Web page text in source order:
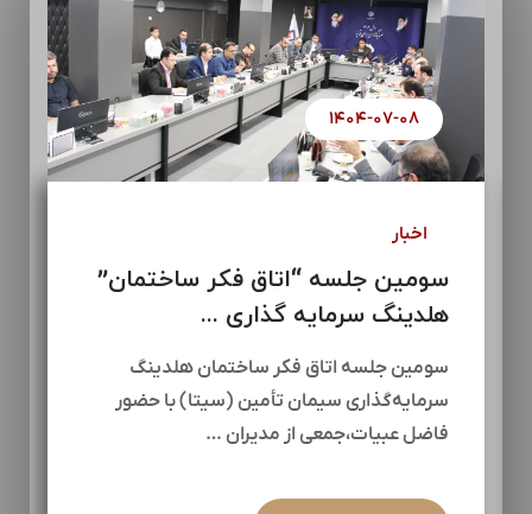
۱۴۰۴-۰۷-۰۸
اخبار
سومین جلسه “اتاق فکر ساختمان”
هلدینگ سرمایه گذاری ...
سومین جلسه اتاق فکر ساختمان هلدینگ
سرمایه‌گذاری سیمان تأمین (سیتا) با حضور
فاضل عبیات،جمعی از مدیران …